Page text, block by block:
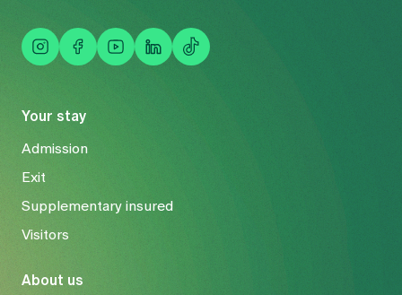
Your stay
Admission
Exit
Supplementary insured
Visitors
About us